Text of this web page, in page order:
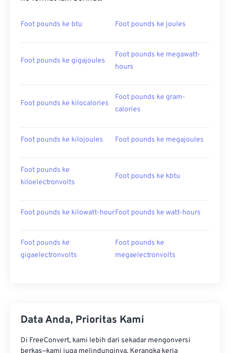
Foot pounds ke btu Foot pounds ke joules
Foot pounds ke gigajoules
Foot pounds ke megawatt-
hours
Foot pounds ke kilocalories
Foot pounds ke gram-
calories
Foot pounds ke kilojoules Foot pounds ke megajoules
Foot pounds ke
kiloelectronvolts
Foot pounds ke kbtu
Foot pounds ke kilowatt-hourFoot pounds ke watt-hours
Foot pounds ke
gigaelectronvolts
Foot pounds ke
megaelectronvolts
Data Anda, Prioritas Kami
Di FreeConvert, kami lebih dari sekadar mengonversi
berkas—kami juga melindunginya. Kerangka kerja